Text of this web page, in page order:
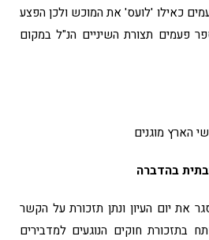
כאילו 'לועס' את המוכש ולכן הפצע
פעמים תצורת השיניים הנ"ל במקום
הארץ מוגנים
בהדברה
את יום העיון ונתן תזכורת על הקשר
בתזכורת חוקים הנוגעים למדבירים